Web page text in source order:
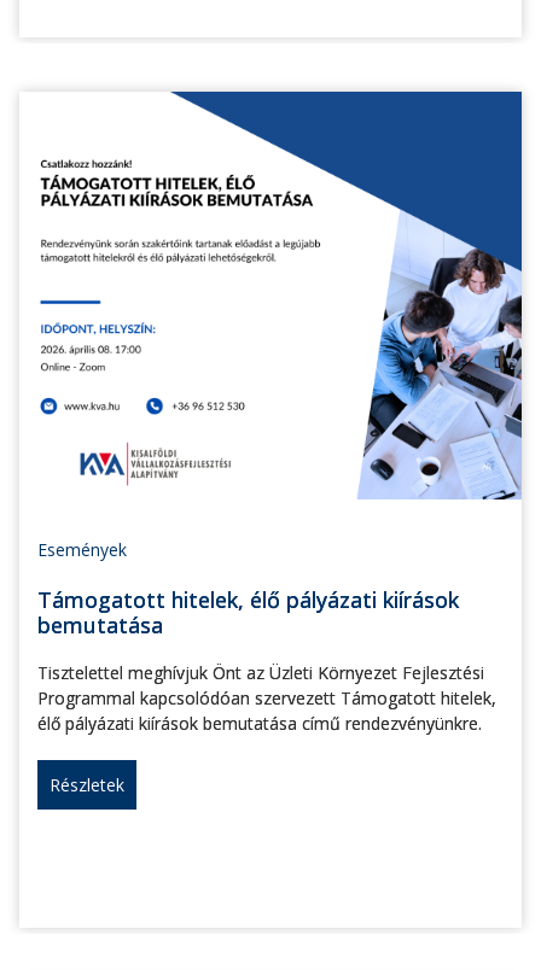
Események
Támogatott hitelek, élő pályázati kiírások
bemutatása
Tisztelettel meghívjuk Önt az Üzleti Környezet Fejlesztési
Programmal kapcsolódóan szervezett Támogatott hitelek,
élő pályázati kiírások bemutatása című rendezvényünkre.
Részletek